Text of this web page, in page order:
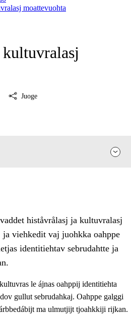
moattevuohta
Juoge
histåvrålasj ja kultuvralasj
ja viehkedit vaj juohkka oahppe
identitiehtav sebrudahtte ja
le ájnas oahppij identitiehta
gullut sebrudahkaj. Oahppe galggi
ma ulmutjijt tjoahkkiji rijkan.